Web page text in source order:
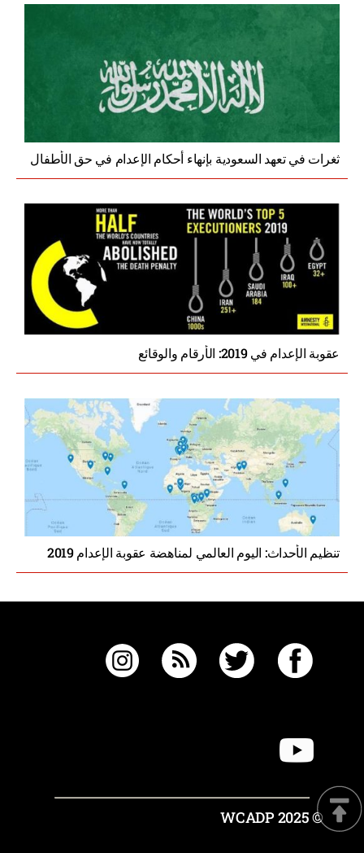
ثغرات في تعهد السعودية بإنهاء أحكام الإعدام في حق الأطفال
عقوبة الإعدام في 2019: الأرقام والوقائع
تنظيم الأحداث: اليوم العالمي لمناهضة عقوبة الإعدام 2019
© 2025 WCADP